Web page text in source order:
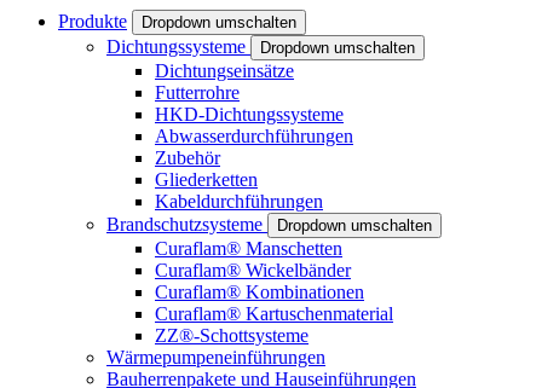
Produkte Dropdown umschalten
Dichtungssysteme Dropdown umschalten
Dichtungseinsätze
Futterrohre
HKD-Dichtungssysteme
Abwasserdurchführungen
Zubehör
Gliederketten
Kabeldurchführungen
Brandschutzsysteme
Dropdown umschalten
Curaflam® Manschetten
Curaflam® Wickelbänder
Curaflam® Kombinationen
Curaflam® Kartuschenmaterial
ZZ®-Schottsysteme
Wärmepumpeneinführungen
Bauherrenpakete und Hauseinführungen